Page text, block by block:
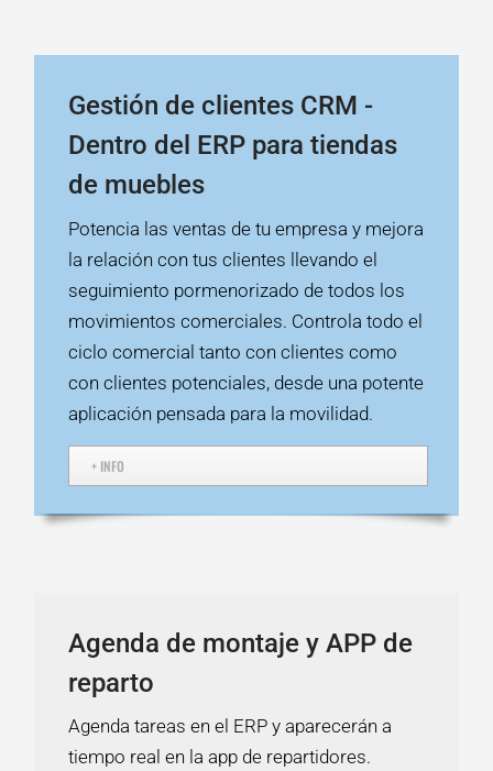
Gestión de clientes CRM -
Dentro del ERP para tiendas
de muebles
Potencia las ventas de tu empresa y mejora
la relación con tus clientes llevando el
seguimiento pormenorizado de todos los
movimientos comerciales. Controla todo el
ciclo comercial tanto con clientes como
con clientes potenciales, desde una potente
aplicación pensada para la movilidad.
+ INFO
Agenda de montaje y APP de
reparto
Agenda tareas en el ERP y aparecerán a
tiempo real en la app de repartidores.